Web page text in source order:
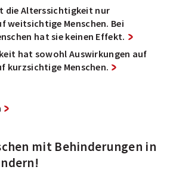
die Alterssichtigkeit nur
weitsichtige Menschen. Bei
hat sie keinen Effekt.
hat sowohl Auswirkungen auf
kurzsichtige Menschen.
mit Behinderungen in